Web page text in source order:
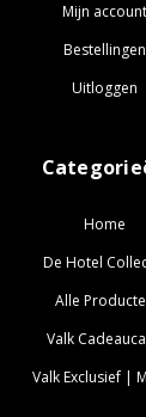
Mijn account
Bestellingen
Uitloggen
Home
De Hotel
Alle
Valk
Valk Exclusief |